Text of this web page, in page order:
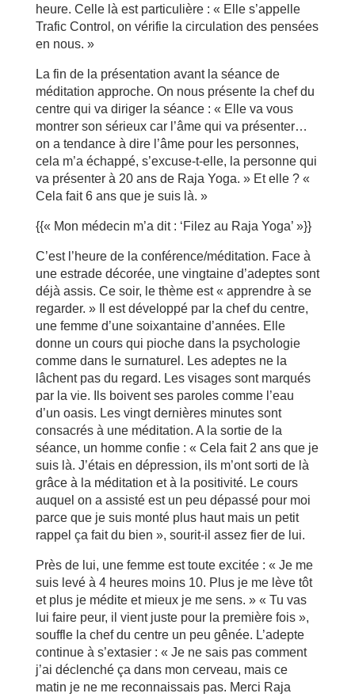
heure. Celle là est particulière : « Elle s’appelle
Trafic Control, on vérifie la circulation des pensées
en nous. »
La fin de la présentation avant la séance de
méditation approche. On nous présente la chef du
centre qui va diriger la séance : « Elle va vous
montrer son sérieux car l’âme qui va présenter…
on a tendance à dire l’âme pour les personnes,
cela m’a échappé, s’excuse-t-elle, la personne qui
va présenter à 20 ans de Raja Yoga. » Et elle ? «
Cela fait 6 ans que je suis là. »
{{« Mon médecin m’a dit : ‘Filez au Raja Yoga’ »}}
C’est l’heure de la conférence/méditation. Face à
une estrade décorée, une vingtaine d’adeptes sont
déjà assis. Ce soir, le thème est « apprendre à se
regarder. » Il est développé par la chef du centre,
une femme d’une soixantaine d’années. Elle
donne un cours qui pioche dans la psychologie
comme dans le surnaturel. Les adeptes ne la
lâchent pas du regard. Les visages sont marqués
par la vie. Ils boivent ses paroles comme l’eau
d’un oasis. Les vingt dernières minutes sont
consacrés à une méditation. A la sortie de la
séance, un homme confie : « Cela fait 2 ans que je
suis là. J’étais en dépression, ils m’ont sorti de là
grâce à la méditation et à la positivité. Le cours
auquel on a assisté est un peu dépassé pour moi
parce que je suis monté plus haut mais un petit
rappel ça fait du bien », sourit-il assez fier de lui.
Près de lui, une femme est toute excitée : « Je me
suis levé à 4 heures moins 10. Plus je me lève tôt
et plus je médite et mieux je me sens. » « Tu vas
lui faire peur, il vient juste pour la première fois »,
souffle la chef du centre un peu gênée. L’adepte
continue à s’extasier : « Je ne sais pas comment
j’ai déclenché ça dans mon cerveau, mais ce
matin je ne me reconnaissais pas. Merci Raja